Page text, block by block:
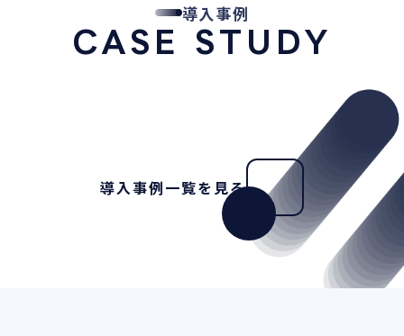
導入事例
CASE STUDY
導入事例一覧を見る